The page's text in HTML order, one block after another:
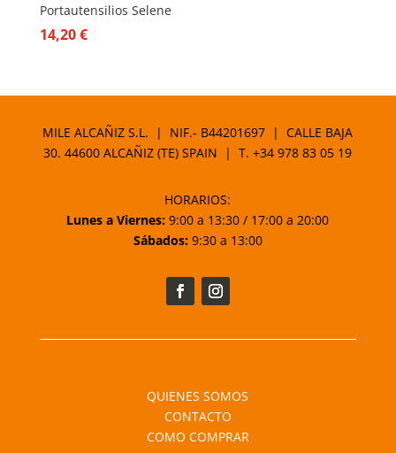
Portautensilios Selene
14,20€
MILE ALCAÑIZ S.L. | NIF.- B44201697 | CALLE BAJA
30. 44600 ALCAÑIZ (TE) SPAIN | T.+34 978 83 05 19
HORARIOS:
Lunes a Viernes: 9:00 a 13:30 / 17:00 a 20:00
Sábados:9:30 a 13:00
QUIENES SOMOS
CONTACTO
COMO COMPRAR